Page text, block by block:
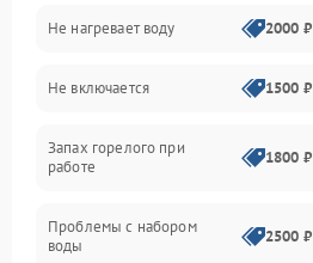
Программное обеспечение
Не нагревает воду 2000 ₽
Не включается 1500 ₽
Запах горелого при
работе
1800 ₽
Проблемы с набором
воды
2500 ₽